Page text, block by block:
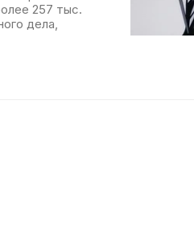
257 тыс.
дела,